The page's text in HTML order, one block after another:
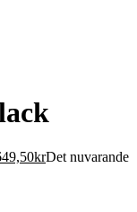
krDet nuvarande